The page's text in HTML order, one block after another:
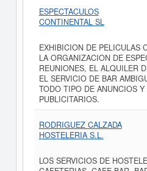
ESPECTACULOS
CONTINENTAL SL
EXHIBICION DE PELICULAS
LA ORGANIZACION DE
REUNIONES, EL ALQUILER
EL SERVICIO DE BAR
TODO TIPO DE ANUNCIOS Y
PUBLICITARIOS.
RODRIGUEZ CALZADA
HOSTELERIA S.L.
LOS SERVICIOS DE